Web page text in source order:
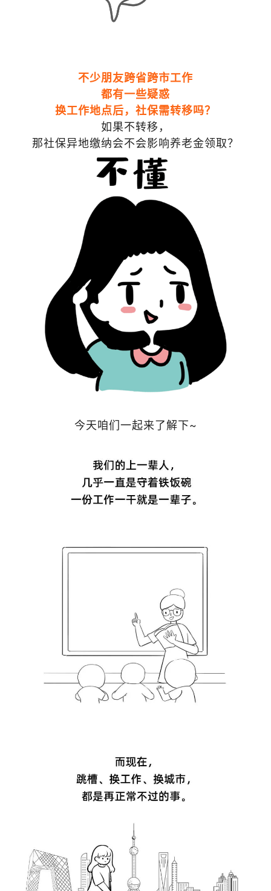
不少朋友跨省跨市工作
都有一些疑惑
换工作地点后，社保需转移吗？
如果不转移，
那社保异地缴纳会不会影响养老金领取？
今天咱们一起来了解下~